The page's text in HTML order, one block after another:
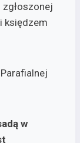
księdzem
w